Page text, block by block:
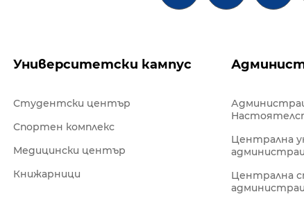
Университетски кампус
Студентски център
Спортен комплекс
Медицински център
Книжарници
Централна
Централна